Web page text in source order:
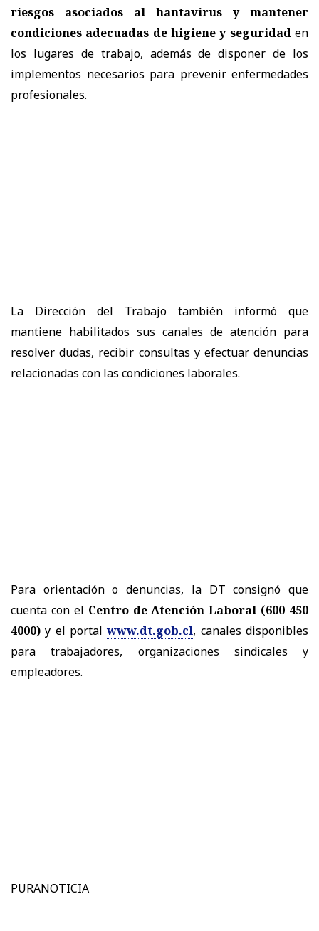
riesgos asociados al hantavirus y mantener
condiciones adecuadas de higiene y seguridaden
los lugares de trabajo, además de disponer de los
implementos necesarios para prevenir enfermedades
profesionales.
La Dirección del Trabajo también informó que
mantiene habilitados sus canales de atención para
resolver dudas, recibir consultas y efectuar denuncias
relacionadas con las condiciones laborales.
Para orientación o denuncias, la DT consignó que
cuenta con el Centro de Atención Laboral (600 450
4000) y el portalwww.dt.gob.cl, canales disponibles
para trabajadores, organizaciones sindicales y
empleadores.
PURANOTICIA